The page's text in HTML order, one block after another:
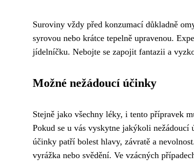
Suroviny vždy před konzumací důkladně
syrovou nebo krátce tepelně upravenou.
jídelníčku. Nebojte se zapojit fantazii a
Možné nežádoucí účinky
Stejně jako všechny léky, i tento přípravek
Pokud se u vás vyskytne jakýkoli nežádoucí
účinky patří bolest hlavy, závratě a
vyrážka nebo svědění. Ve vzácných